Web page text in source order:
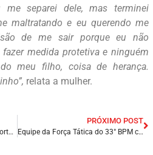
separei dele, mas terminei
maltratando e eu querendo me
de me sair porque eu não
medida protetiva e ninguém
meu filho, coisa de herança.
relata a mulher.
Jovem de 25 anos é baleado e morto após reagir a tentativa de assalto, em Floriano – PI.
PRÓXIMO POST
Equipe da Força Tática do 33° BPM contém incêndio próximo à maternidade na cidade de Colinas – MA.